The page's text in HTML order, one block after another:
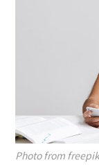
Photo from